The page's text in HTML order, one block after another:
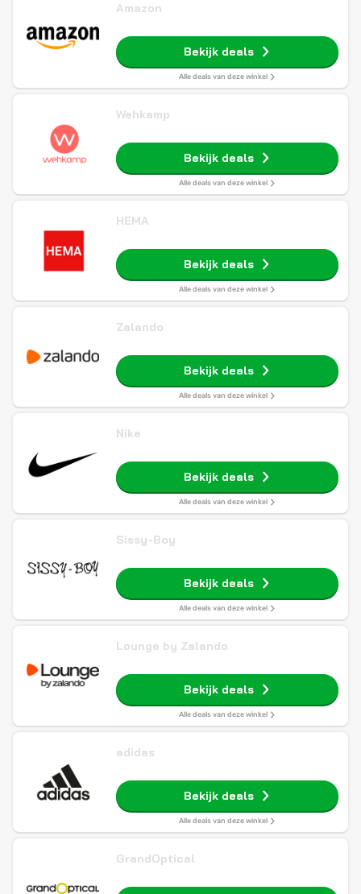
Amazon
Bekijk deals
Alle deals van deze winkel
Wehkamp
Bekijk deals
Alle deals van deze winkel
HEMA
Bekijk deals
Alle deals van deze winkel
Zalando
Bekijk deals
Alle deals van deze winkel
Nike
Bekijk deals
Alle deals van deze winkel
Sissy-Boy
Bekijk deals
Alle deals van deze winkel
Lounge by Zalando
Bekijk deals
Alle deals van deze winkel
adidas
Bekijk deals
Alle deals van deze winkel
GrandOptical